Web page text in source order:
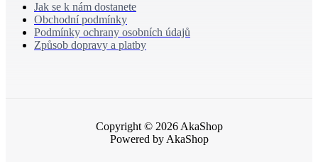
Jak se k nám dostanete
Obchodní podmínky
Podmínky ochrany osobních údajů
Způsob dopravy a platby
Copyright © 2026 AkaShop
Powered by AkaShop